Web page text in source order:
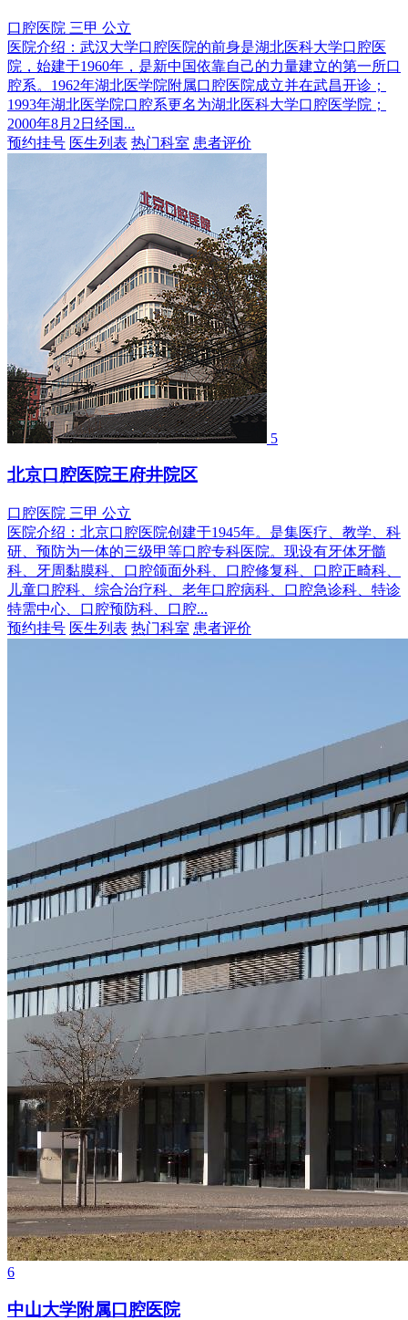
口腔医院 三甲 公立
医院介绍： 武汉大学口腔医院的前身是湖北医科大学口腔医
院，始建于1960年，是新中国依靠自己的力量建立的第一所口
腔系。1962年湖北医学院附属口腔医院成立并在武昌开诊；
1993年湖北医学院口腔系更名为湖北医科大学口腔医学院；
2000年8月2日经国...
预约挂号 医生列表 热门科室 患者评价
5
北京口腔医院王府井院区
口腔医院 三甲 公立
医院介绍： 北京口腔医院创建于1945年。是集医疗、教学、科
研、预防为一体的三级甲等口腔专科医院。现设有牙体牙髓
科、牙周黏膜科、口腔颌面外科、口腔修复科、口腔正畸科、
儿童口腔科、综合治疗科、老年口腔病科、口腔急诊科、特诊
特需中心、口腔预防科、口腔...
预约挂号 医生列表 热门科室 患者评价
6
中山大学附属口腔医院